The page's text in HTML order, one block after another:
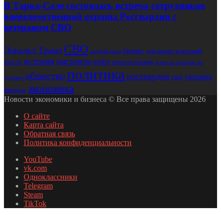
В Тарко-Сале состоялась встреча сотрудников
вневедомственной охраны Росгвардии с
ветераном СВО
Дональд Трамп СВО азербайджан бизнес владимир зеленский
власть история мигранты нефть новости испании новости испании на
русском обществополитика росгвардия сша украина
финансы экономика
Новости экономики и бизнеса © Все права защищены 2026
О сайте
Карта сайта
Обратная связь
Политика конфиденциальности
YouTube
vk.com
Одноклассники
Telegram
Steam
TikTok